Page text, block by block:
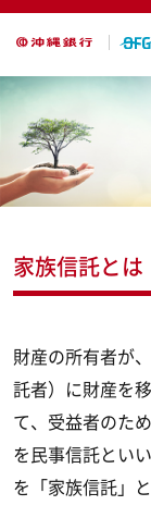
家族信託とは
財産の所有者が
託者）に財産を
て、受益者のた
を民事信託とい
を「家族信託」